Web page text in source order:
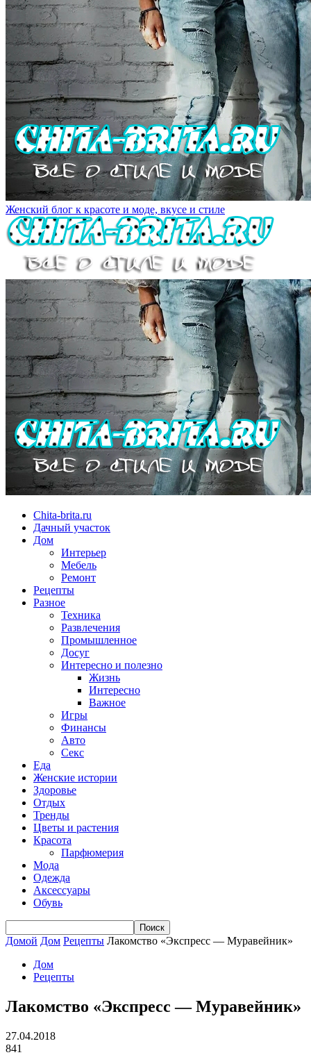
Женский блог к красоте и моде, вкусе и стиле
Chita-brita.ru
Дачный участок
Дом
Интерьер
Мебель
Ремонт
Рецепты
Разное
Техника
Развлечения
Промышленное
Досуг
Интересно и полезно
Жизнь
Интересно
Важное
Игры
Финансы
Авто
Секс
Еда
Женские истории
Здоровье
Отдых
Тренды
Цветы и растения
Красота
Парфюмерия
Мода
Одежда
Аксессуары
Обувь
Домой Дом Рецепты Лакомство «Экспресс — Муравейник»
Дом
Рецепты
Лакомство «Экспресс — Муравейник»
27.04.2018
841